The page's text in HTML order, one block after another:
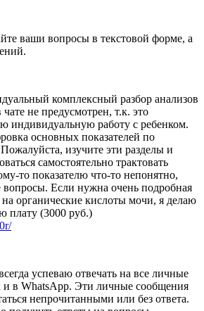
ваши вопросы в текстовой форме, а
комплексный разбор анализов
не предусмотрен, т.к. это
индивидуальную работу с ребенком.
основных показателей по
изучите эти разделы и
самостоятельно трактовать
то показателю что-то непонятно,
вопросы. Если нужна очень подробная
органические кислоты мочи, я делаю
плату (3000 руб.)
успеваю отвечать на все личные
и в WhatsApp. Эти личные сообщения
непрочитанными или без ответа.